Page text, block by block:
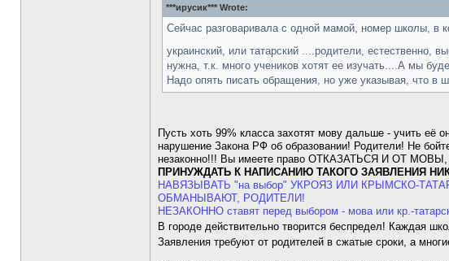
***ирусик*** Wrote:
Сейчас разговаривала с одной мамой, номер школы, в
украинский, или татарский ....родители, естественно,
нужна, т.к. много учеников хотят ее изучать....А мы
Надо опять писать обращения, но уже указывая, что в
Пусть хоть 99% класса захотят мову дальше - учить её
нарушение Закона РФ об образовании! Родители! Не
незаконно!!! Вы имеете право ОТКАЗАТЬСЯ И ОТ
ПРИНУЖДАТЬ К НАПИСАНИЮ ТАКОГО ЗАЯВЛЕНИЯ
НАВЯЗЫВАТЬ "на выбор" УКРОЯЗ ИЛИ КРЫМСКО-
ОБМАНЫВАЮТ, РОДИТЕЛИ!
НЕЗАКОННО ставят перед выбором - мова или кр.-
В городе действительно творится беспредел! Каждая
Заявления требуют от родителей в сжатые сроки, а